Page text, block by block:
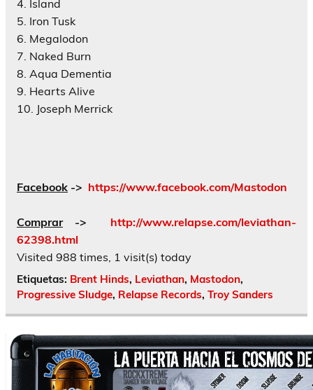
4. Ísland
5. Iron Tusk
6. Megalodon
7. Naked Burn
8. Aqua Dementia
9. Hearts Alive
10. Joseph Merrick
Facebook -> https://www.facebook.com/Mastodon
Comprar-> http://www.relapse.com/leviathan-
62398.html
Visited 988 times, 1 visit(s) today
Etiquetas: Brent Hinds, Leviathan, Mastodon,
Progressive Sludge, Relapse Records, Troy Sanders